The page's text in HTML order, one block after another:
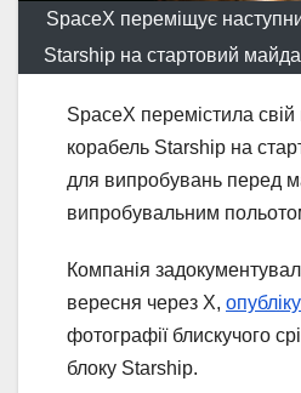
SpaceX переміщує
Starship на стартовий
SpaceX перемістила свій
корабель Starship на
для випробувань перед
випробувальним
Компанія
вересня через X,
фотографії блискучого
блоку Starship.